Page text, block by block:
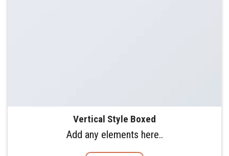
Vertical Style Boxed
Add any elements here..